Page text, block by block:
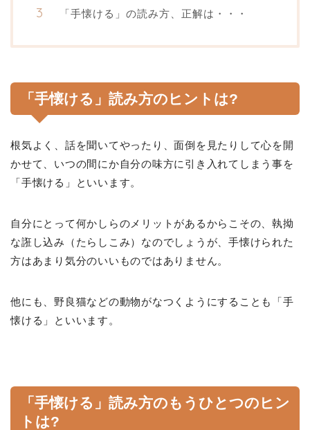
「手懐ける」の読み方、正解は・・・
「手懐ける」読み方のヒントは?
根気よく、話を聞いてやったり、面倒を見たりして心を開
かせて、いつの間にか自分の味方に引き入れてしまう事を
「手懐ける」といいます。
自分にとって何かしらのメリットがあるからこその、執拗
な誑し込み（たらしこみ）なのでしょうが、手懐けられた
方はあまり気分のいいものではありません。
他にも、野良猫などの動物がなつくようにすることも「手
懐ける」といいます。
「手懐ける」読み方のもうひとつのヒン
トは?